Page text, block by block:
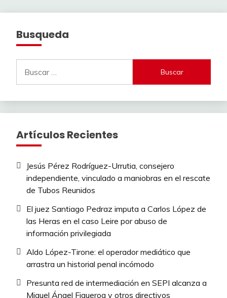
Busqueda
Artículos Recientes
Jesús Pérez Rodríguez-Urrutia, consejero
independiente, vinculado a maniobras en el rescate
de Tubos Reunidos
El juez Santiago Pedraz imputa a Carlos López de
las Heras en el caso Leire por abuso de
información privilegiada
Aldo López-Tirone: el operador mediático que
arrastra un historial penal incómodo
Presunta red de intermediación en SEPI alcanza a
Miguel Ángel Figueroa y otros directivos